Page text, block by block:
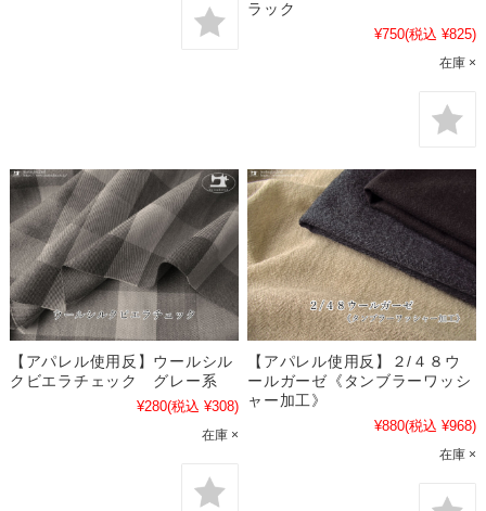
ラック
¥750(税込 ¥825)
在庫 ×
【アパレル使用反】ウールシル
クビエラチェック グレー系
¥280(税込 ¥308)
在庫 ×
【アパレル使用反】２/４８ウ
ールガーゼ《タンブラーワッシ
ャー加工》
¥880(税込 ¥968)
在庫 ×